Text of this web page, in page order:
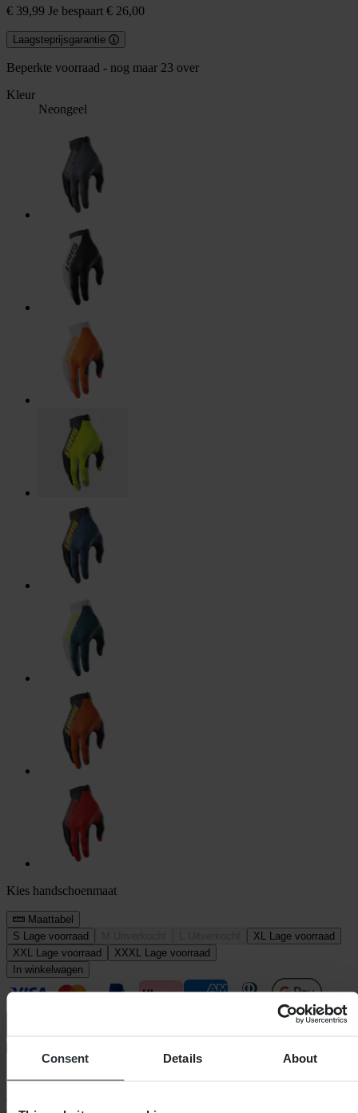
Consent Details About
€ 39,99 Je bespaart € 26,00
Laagsteprijsgarantie
Beperkte voorraad - nog maar 23 over
Kleur
Neongeel
Kies handschoenmaat
Maattabel
S Lage voorraad XL Lage voorraad
XXL Lage voorraad XXXL Lage voorraad
In winkelwagen